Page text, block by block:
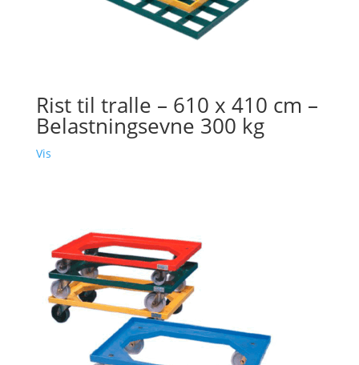
Rist til tralle – 610 x 410 cm –
Belastningsevne 300 kg
Vis